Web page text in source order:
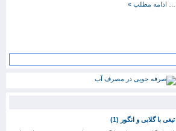
ادامه مطلب »
با گلابی و انگور (1)